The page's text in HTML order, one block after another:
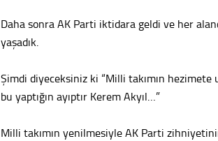
Daha sonra AK Parti iktidara geldi ve her
yaşadık.
Şimdi diyeceksiniz ki “Milli takımın hezimete
bu yaptığın ayıptır Kerem Akyıl…”
Milli takımın yenilmesiyle AK Parti